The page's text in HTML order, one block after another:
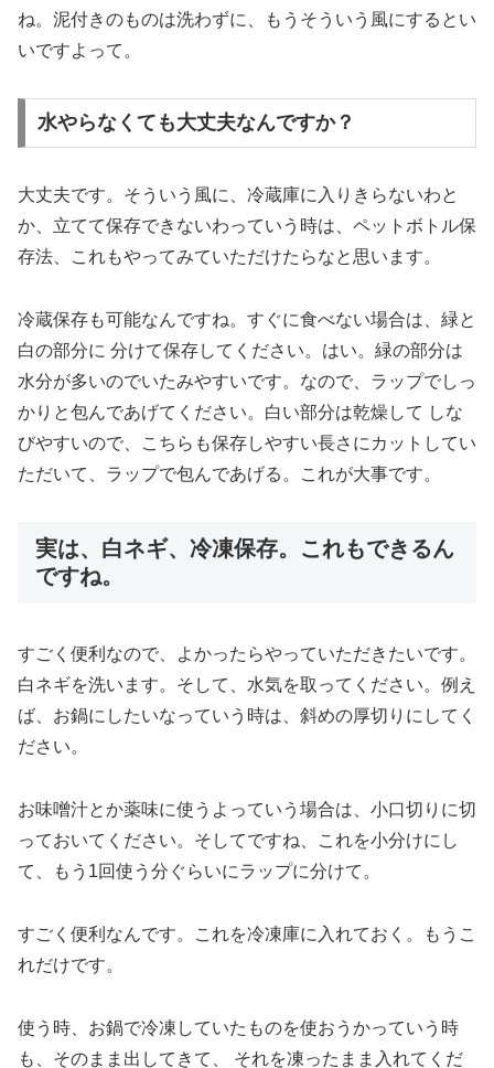
ね。泥付きのものは洗わずに、もうそういう風にするとい
いですよって。
水やらなくても大丈夫なんですか？
大丈夫です。そういう風に、冷蔵庫に入りきらないわと
か、立てて保存できないわっていう時は、ペットボトル保
存法、これもやってみていただけたらなと思います。
冷蔵保存も可能なんですね。すぐに食べない場合は、緑と
白の部分に 分けて保存してください。はい。緑の部分は
水分が多いのでいたみやすいです。なので、ラップでしっ
かりと包んであげてください。白い部分は乾燥して しな
びやすいので、こちらも保存しやすい長さにカットしてい
ただいて、ラップで包んであげる。これが大事です。
実は、白ネギ、冷凍保存。これもできるん
ですね。
すごく便利なので、よかったらやっていただきたいです。
白ネギを洗います。そして、水気を取ってください。例え
ば、お鍋にしたいなっていう時は、斜めの厚切りにしてく
ださい。
お味噌汁とか薬味に使うよっていう場合は、小口切りに切
っておいてください。そしてですね、これを小分けにし
て、もう1回使う分ぐらいにラップに分けて。
すごく便利なんです。これを冷凍庫に入れておく。もうこ
れだけです。
使う時、お鍋で冷凍していたものを使おうかっていう時
も、そのまま出してきて、 それを凍ったまま入れてくだ